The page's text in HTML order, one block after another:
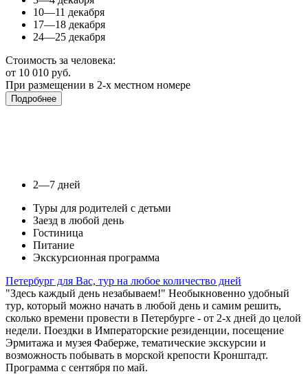
10—11 декабря
17—18 декабря
24—25 декабря
Стоимость за человека:
от 10 010 руб.
При размещении в 2-х местном номере
Подробнее
2—7 дней
Туры для родителей с детьми
Заезд в любой день
Гостиница
Питание
Экскурсионная программа
Петербург для Вас, тур на любое количество дней
"Здесь каждый день незабываем!" Необыкновенно удобный
тур, который можно начать в любой день и самим решить,
сколько времени провести в Петербурге - от 2-х дней до целой
недели. Поездки в Императорские резиденции, посещение
Эрмитажа и музея Фаберже, тематические экскурсии и
возможность побывать в морской крепости Кронштадт.
Программа с сентября по май.